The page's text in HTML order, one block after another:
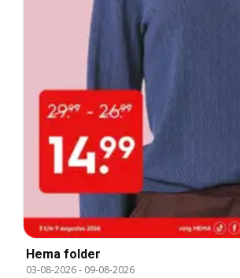
Hema folder
03-08-2026- 09-08-2026